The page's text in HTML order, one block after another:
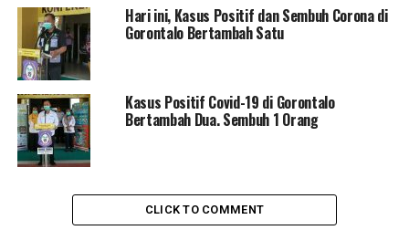
Hari ini, Kasus Positif dan Sembuh Corona di
Gorontalo Bertambah Satu
Kasus Positif Covid-19 di Gorontalo
Bertambah Dua. Sembuh 1 Orang
CLICK TO COMMENT